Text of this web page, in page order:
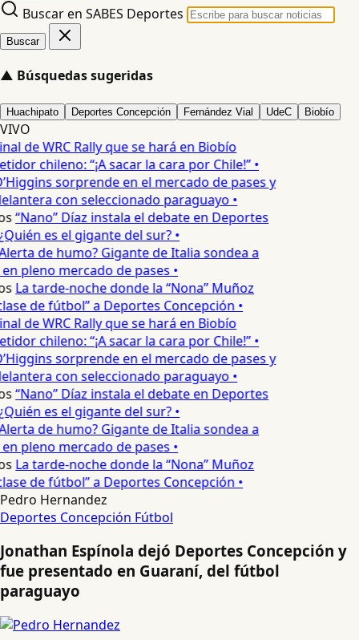
Buscar en SABES Deportes
Buscar
▲ Búsquedas sugeridas
Huachipato Deportes Concepción Fernández Vial UdeC Biobío
VIVO
de WRC Rally que se hará en Biobío
chileno: “¡A sacar la cara por Chile!” •
sorprende en el mercado de pases y
con seleccionado paraguayo •
“Nano” Díaz instala el debate en Deportes
es el gigante del sur? •
de humo? Gigante de Italia sondea a
pleno mercado de pases •
La tarde-noche donde la “Nona” Muñoz
de fútbol” a Deportes Concepción •
de WRC Rally que se hará en Biobío
chileno: “¡A sacar la cara por Chile!” •
sorprende en el mercado de pases y
con seleccionado paraguayo •
“Nano” Díaz instala el debate en Deportes
es el gigante del sur? •
de humo? Gigante de Italia sondea a
pleno mercado de pases •
La tarde-noche donde la “Nona” Muñoz
de fútbol” a Deportes Concepción •
Pedro Hernandez
Deportes Concepción Fútbol
Jonathan Espínola dejó Deportes Concepción y
fue presentado en Guaraní, del fútbol
paraguayo